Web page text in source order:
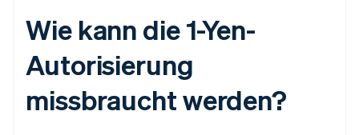
Wie kann die 1-Yen-
Autorisierung
missbraucht werden?